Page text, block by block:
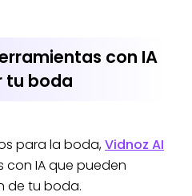
con IA
tu boda
para la boda,Vidnoz AI
con IA que pueden
de tu boda.